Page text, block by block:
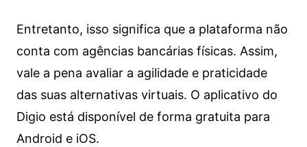
Entretanto, isso significa que a plataforma não
conta com agências bancárias físicas. Assim,
vale a pena avaliar a agilidade e praticidade
das suas alternativas virtuais. O aplicativo do
Digio está disponível de forma gratuita para
Android e iOS.